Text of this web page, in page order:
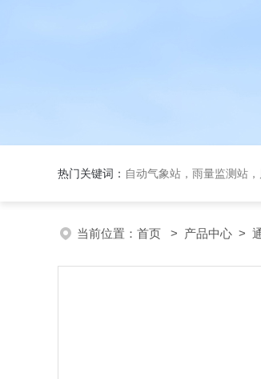
热门关键词： 自动气象站，雨量监测站
当前位置： 首页 > 产品中心 >